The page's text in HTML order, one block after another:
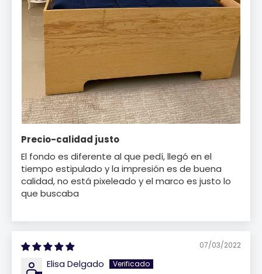
Precio-calidad justo
El fondo es diferente al que pedí, llegó en el
tiempo estipulado y la impresión es de buena
calidad, no está pixeleado y el marco es justo lo
que buscaba
07/03/2022
Elisa Delgado